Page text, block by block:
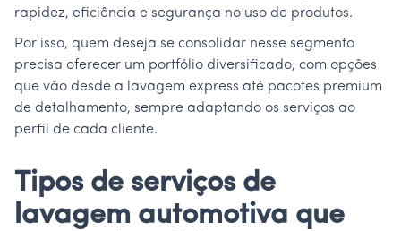
rapidez, eficiência e segurança no uso de produtos.
Por isso, quem deseja se consolidar nesse segmento
precisa oferecer um portfólio diversificado, com opções
que vão desde a lavagem express até pacotes premium
de detalhamento, sempre adaptando os serviços ao
perfil de cada cliente.
Tipos de serviços de
lavagem automotiva que